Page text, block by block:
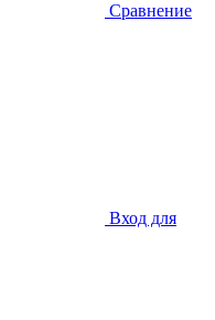
Сравнение
Вход для